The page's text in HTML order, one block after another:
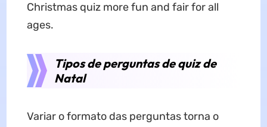
Christmas quiz more fun and fair for all
ages.
Tipos de perguntas de quiz de
Natal
Variar o formato das perguntas torna o